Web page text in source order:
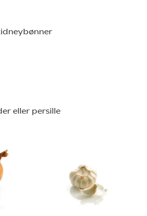
eller persille